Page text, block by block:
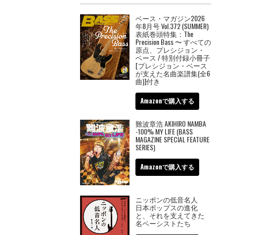
ベース・マガジン2026
年8月号 Vol.372 (SUMMER)
表紙巻頭特集：The
Precision Bass 〜 すべての
原点、プレシジョン・
ベース / 特別付録小冊子
[プレシジョン・ベース
が支えた名曲楽譜集(全6
曲)]付き
Amazonで購入する
難波章浩 AKIHIRO NAMBA
-100% MY LIFE (BASS
MAGAZINE SPECIAL FEATURE
SERIES)
Amazonで購入する
ニッポンの低音名人
日本ポップスの進化
と、それを支えてきた
名ベーシストたち